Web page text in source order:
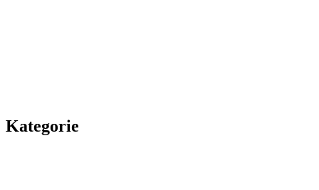
Kategorie